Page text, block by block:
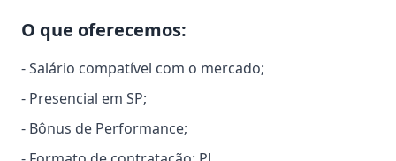
O que oferecemos:
- Salário compatível com o mercado;
- Presencial em SP;
- Bônus de Performance;